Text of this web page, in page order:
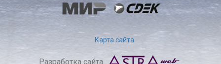
Карта сайта
Разработка сайта